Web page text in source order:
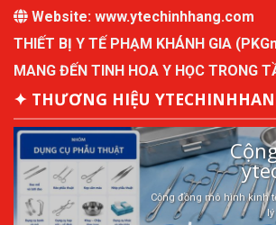
Website: www.ytechinhhang.com
THIẾT BỊ Y TẾ PHẠM KHÁNH GIA
MANG ĐẾN TINH HOA Y HỌC TRONG
✦ THƯƠNG HIỆU
Cộng đồng mô hình kinh